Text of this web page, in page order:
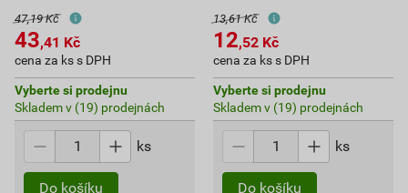
47,19 Kč
43,41 Kč
cena za ks s DPH
Vyberte si prodejnu
Skladem v (19) prodejnách
ks
Do košíku
13,61 Kč
12,52 Kč
cena za ks s DPH
Vyberte si prodejnu
Skladem v (19) prodejnách
ks
Do košíku